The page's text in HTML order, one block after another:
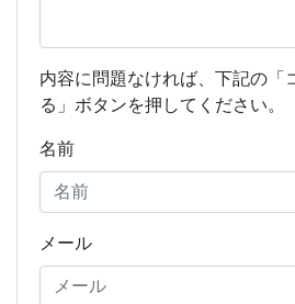
内容に問題なければ、下記の「
る」ボタンを押してください。
名前
メール